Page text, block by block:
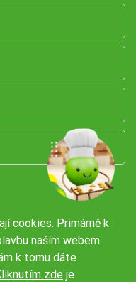
cookies. Primárně k
naším webem.
k tomu dáte
zde je